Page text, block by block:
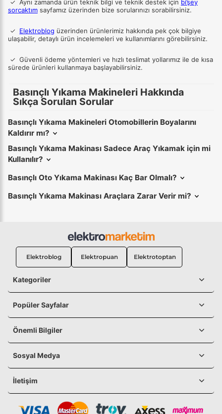
✓ Aynı zamanda ürün teknik bilgi ve teknik destek için bi’şey
sorcaktım sayfamız üzerinden bize sorularınızı sorabilirsiniz.
✓ Elektroblog üzerinden ürünlerimiz hakkında pek çok bilgiye
ulaşabilir, detaylı ürün incelemeleri ve kullanımlarını görebilirsiniz.
✓ Güvenli ödeme yöntemleri ve hızlı teslimat yollarımız ile de kısa
sürede ürünleri kullanmaya başlayabilirsiniz.
Basınçlı Yıkama Makineleri Hakkında
Sıkça Sorulan Sorular
Basınçlı Yıkama Makineleri Otomobillerin Boyalarını
Kaldırır mı?
Basınçlı Yıkama Makinası Sadece Araç Yıkamak için mi
Kullanılır?
Basınçlı Oto Yıkama Makinası Kaç Bar Olmalı?
Basınçlı Yıkama Makinası Araçlara Zarar Verir mi?
Elektroblog Elektropuan Elektrotoptan
Kategoriler
Popüler Sayfalar
Önemli Bilgiler
Sosyal Medya
İletişim